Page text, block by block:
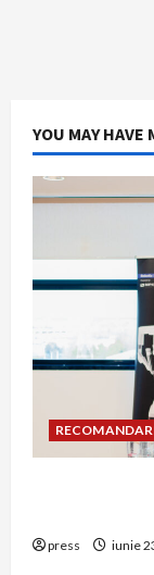
YOU MAY HAVE
press iunie